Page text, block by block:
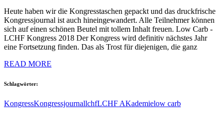
Heute haben wir die Kongresstaschen gepackt und das druckfrische
Kongressjournal ist auch hineingewandert. Alle Teilnehmer können
sich auf einen schönen Beutel mit tollem Inhalt freuen. Low Carb -
LCHF Kongress 2018 Der Kongress wird definitiv nächstes Jahr
eine Fortsetzung finden. Das als Trost für diejenigen, die ganz
READ MORE
Schlagwörter:
KongressKongressjournallchfLCHF AKademielow carb